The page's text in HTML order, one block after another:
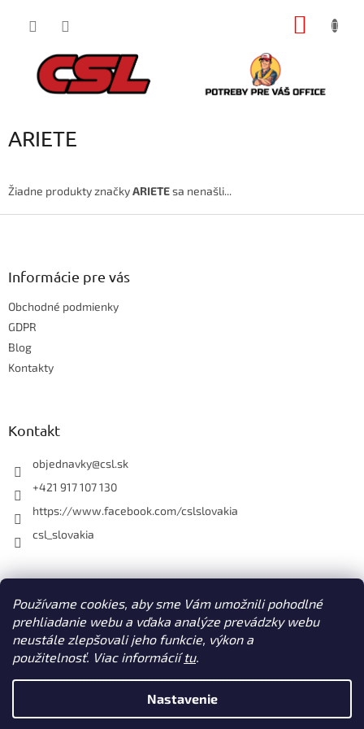
Používame cookies, aby sme Vám umožnili pohodlné
prehliadanie webu a vďaka analýze prevádzky webu
neustále zlepšovali jeho funkcie, výkon a
použitelnosť. Viac informáciítu.
Nastavenie
ARIETE
Žiadne produkty značkyARIETEsa nenašli...
Z
Informácie pre vás
Obchodné podmienky
GDPR
Blog
Kontakty
Kontakt
objednavky@csl.sk
+421 917 107 130
https://www.facebook.com/cslslovakia
csl_slovakia
Facebook